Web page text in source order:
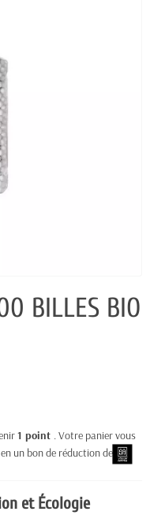
BILLES BIO
1 point . Votre panier vous
un bon de réduction de
et Écologie